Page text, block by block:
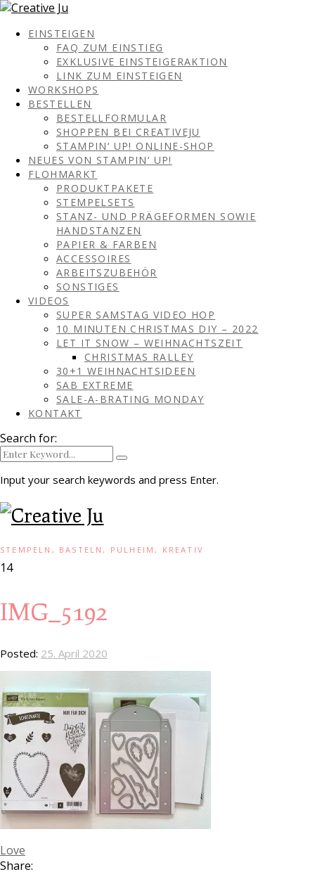
EINSTEIGEN
FAQ ZUM EINSTIEG
EXKLUSIVE EINSTEIGERAKTION
LINK ZUM EINSTEIGEN
WORKSHOPS
BESTELLEN
BESTELLFORMULAR
SHOPPEN BEI CREATIVEJU
STAMPIN‘ UP! ONLINE-SHOP
NEUES VON STAMPIN‘ UP!
FLOHMARKT
PRODUKTPAKETE
STEMPELSETS
STANZ- UND PRÄGEFORMEN SOWIE
HANDSTANZEN
PAPIER & FARBEN
ACCESSOIRES
ARBEITSZUBEHÖR
SONSTIGES
VIDEOS
SUPER SAMSTAG VIDEO HOP
10 MINUTEN CHRISTMAS DIY – 2022
LET IT SNOW – WEIHNACHTSZEIT
CHRISTMAS RALLEY
30+1 WEIHNACHTSIDEEN
SAB EXTREME
SALE-A-BRATING MONDAY
KONTAKT
Search for:
Input your search keywords and press Enter.
STEMPELN, BASTELN, PULHEIM, KREATIV
14
IMG_5192
Posted: 25. April 2020
Love
Share: